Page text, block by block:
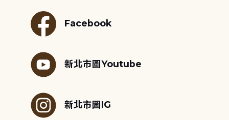
Facebook
新北市圖Youtube
新北市圖IG